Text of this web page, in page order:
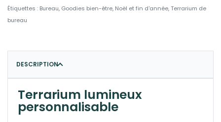
Étiquettes : Bureau, Goodies bien-être, Noël et fin d'année,Terrarium de
bureau
DESCRIPTION
Terrarium lumineux
personnalisable